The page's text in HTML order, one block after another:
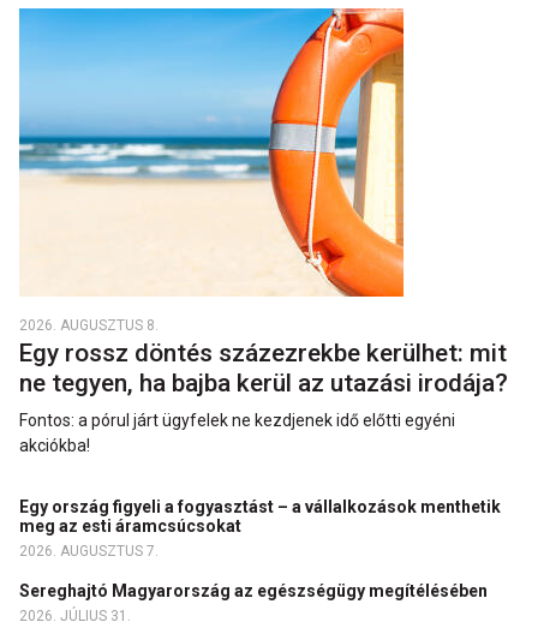
2026. AUGUSZTUS 8.
Egy rossz döntés százezrekbe kerülhet: mit
ne tegyen, ha bajba kerül az utazási irodája?
Fontos: a pórul járt ügyfelek ne kezdjenek idő előtti egyéni
akciókba!
Egy ország figyeli a fogyasztást – a vállalkozások menthetik
meg az esti áramcsúcsokat
2026. AUGUSZTUS 7.
Sereghajtó Magyarország az egészségügy megítélésében
2026. JÚLIUS 31.